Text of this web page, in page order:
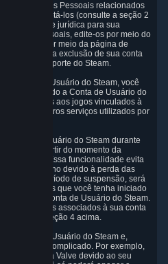
de Dados Pessoais relacionados
coletá-los (consulte a seção 2
outra base jurídica para sua
Dados Pessoais, edite-os por meio do
exclusão por meio da página de
solicitar a exclusão de sua conta
página de suporte do Steam.
Conta de Usuário do Steam, você
incluindo a Conta de Usuário do
relacionadas aos jogos vinculados à
aos outros serviços utilizados por
Conta de Usuário do Steam durante
dias a partir do momento da
do Steam. Essa funcionalidade evita
por engano devido à perda das
Durante o período de suspensão, será
financeiras que você tenha iniciado
de Conta de Usuário do Steam.
Pessoais associados à sua conta
na seção 4 acima.
Conta de Usuário do Steam e,
ser mais complicado. Por exemplo,
com a Valve devido ao seu